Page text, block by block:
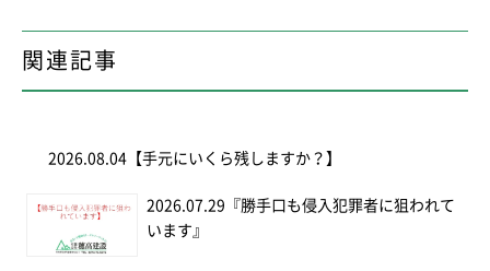
関連記事
2026.08.04 【手元にいくら残しますか？】
2026.07.29 『勝手口も侵入犯罪者に狙われて
います』